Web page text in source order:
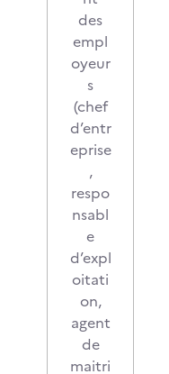
des
empl
oyeur
s
(chef
d’entr
eprise
,
respo
nsabl
e
d’expl
oitati
on,
agent
de
maitri